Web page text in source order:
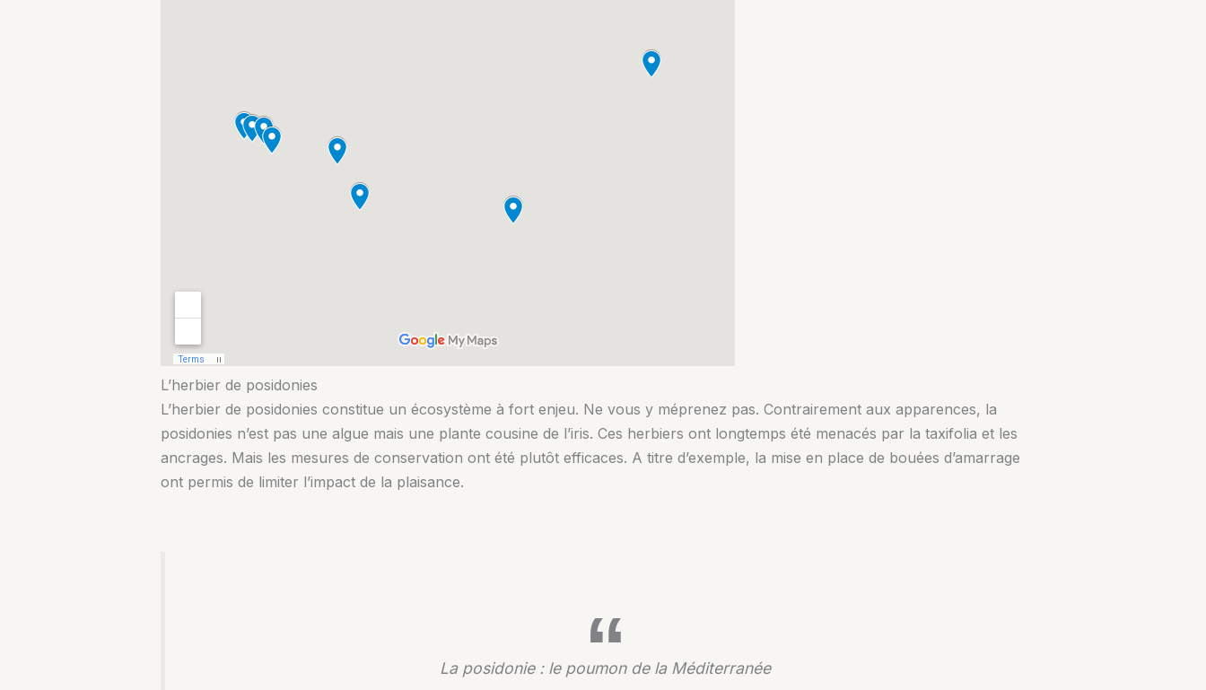
L’herbier de posidonies
L’herbier de posidonies constitue un écosystème à fort enjeu. Ne vous y méprenez pas. Contrairement aux apparences, la
posidonies n’est pas une algue mais une plante cousine de l’iris. Ces herbiers ont longtemps été menacés par la taxifolia et les
ancrages. Mais les mesures de conservation ont été plutôt efficaces. A titre d’exemple, la mise en place de bouées d’amarrage
ont permis de limiter l’impact de la plaisance.
La posidonie : le poumon de la Méditerranée